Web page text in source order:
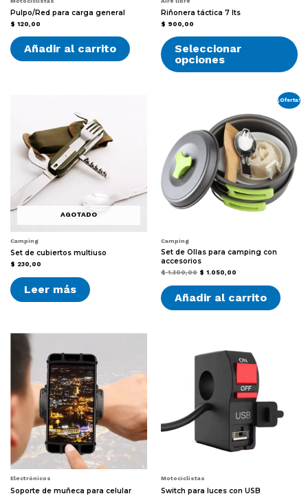
Pulpo/Red para carga general
$ 120,00
Añadir al carrito
Riñonera táctica 7 lts
$ 900,00
Seleccionar
opciones
en
la
AGOTADO
Camping
Set de cubiertos multiuso
$ 230,00
Leer más
¡Oferta!
Camping
Set de Ollas para camping con
accesorios
$1.300,00 El
original
era:
$ 1.300,00.
$ 1.050,00
actual
es:
$ 1.050,00.
Añadir al carrito
Electrónicos
Soporte de muñeca para celular
Motociclistas
Switch para luces con USB